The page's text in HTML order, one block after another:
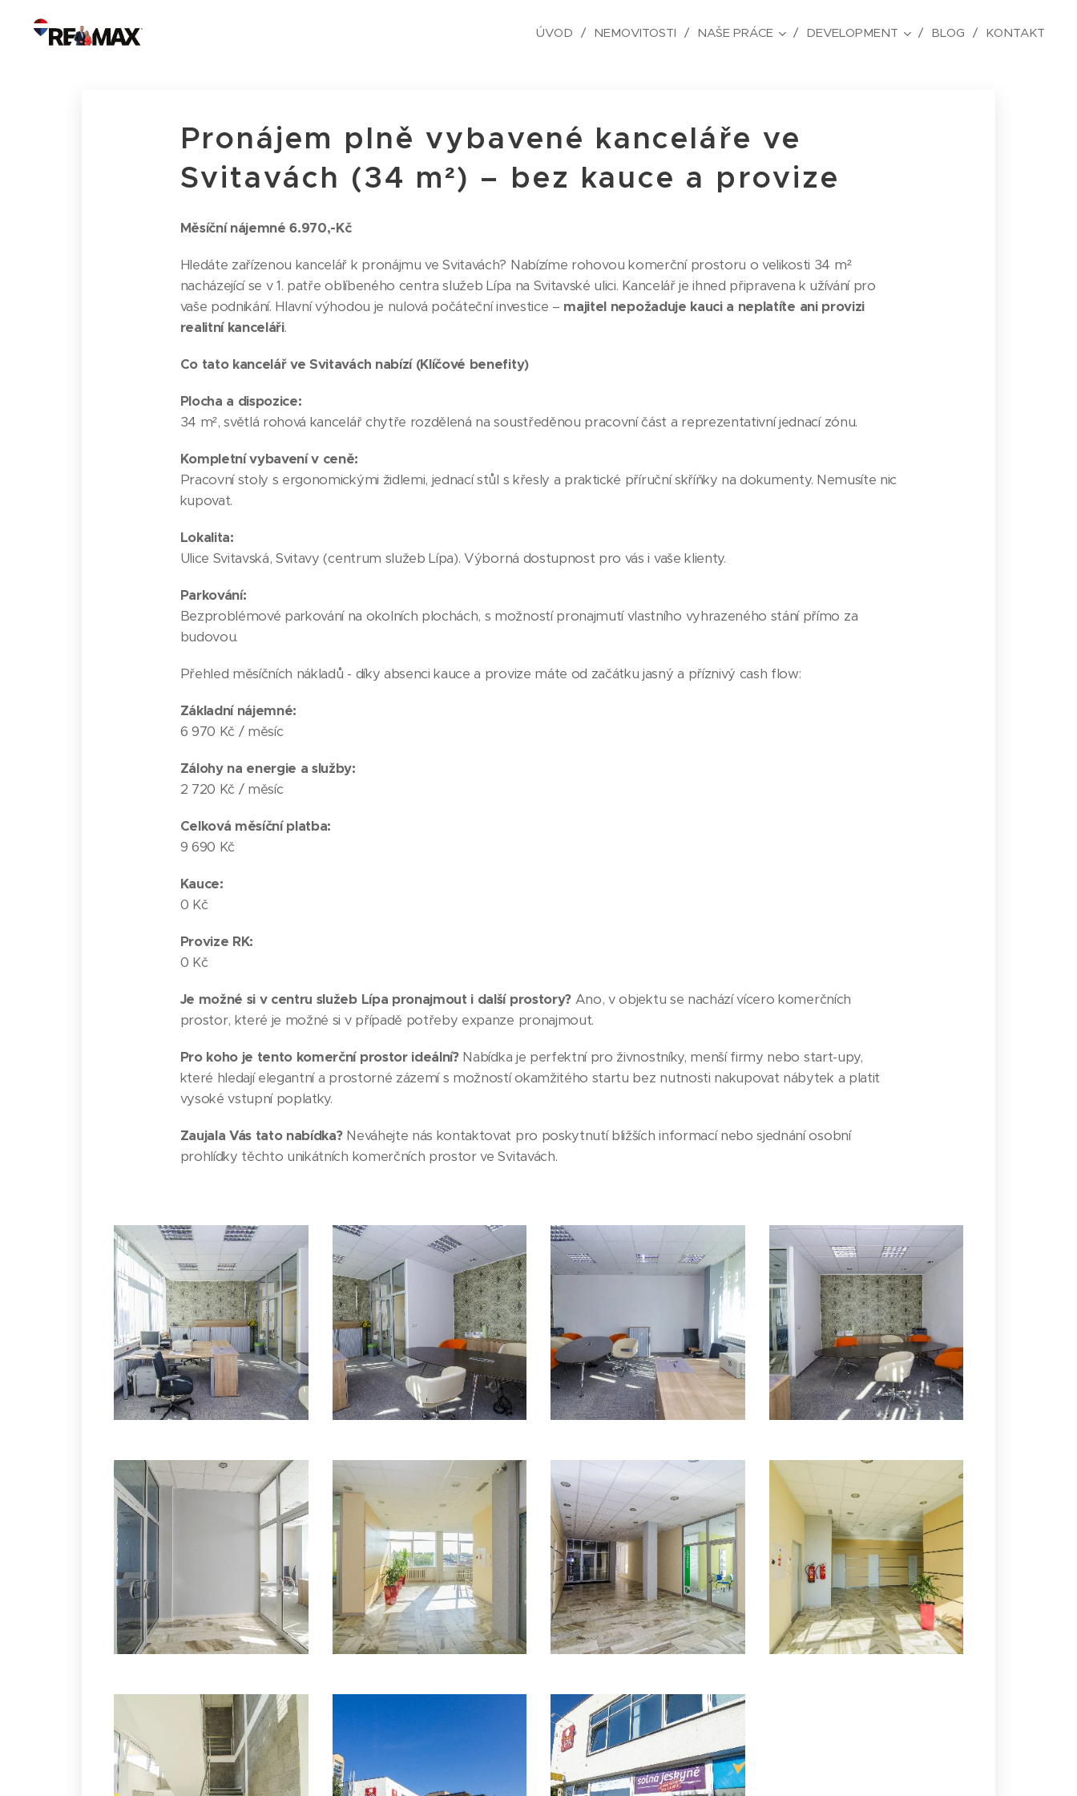
ÚVOD NEMOVITOSTI NAŠE PRÁCE DEVELOPMENT BLOG KONTAKT
Pronájem plně vybavené kanceláře ve
Svitavách (34 m²) – bez kauce a provize
Měsíční nájemné 6.970,-Kč
Hledáte zařízenou kancelář k pronájmu ve Svitavách? Nabízíme rohovou komerční prostoru o velikosti 34 m²
nacházející se v 1. patře oblíbeného centra služeb Lípa na Svitavské ulici. Kancelář je ihned připravena k užívání pro
vaše podnikání. Hlavní výhodou je nulová počáteční investice – majitel nepožaduje kauci a neplatíte ani provizi
realitní kanceláři.
Co tato kancelář ve Svitavách nabízí (Klíčové benefity)
Plocha a dispozice:
34 m², světlá rohová kancelář chytře rozdělená na soustředěnou pracovní část a reprezentativní jednací zónu.
Kompletní vybavení v ceně:
Pracovní stoly s ergonomickými židlemi, jednací stůl s křesly a praktické příruční skříňky na dokumenty. Nemusíte nic
kupovat.
Lokalita:
Ulice Svitavská, Svitavy (centrum služeb Lípa). Výborná dostupnost pro vás i vaše klienty.
Parkování:
Bezproblémové parkování na okolních plochách, s možností pronajmutí vlastního vyhrazeného stání přímo za
budovou.
Přehled měsíčních nákladů - díky absenci kauce a provize máte od začátku jasný a příznivý cash flow:
Základní nájemné:
6 970 Kč / měsíc
Zálohy na energie a služby:
2 720 Kč / měsíc
Celková měsíční platba:
9 690 Kč
Kauce:
0 Kč
Provize RK:
0 Kč
Je možné si v centru služeb Lípa pronajmout i další prostory?Ano, v objektu se nachází vícero komerčních
prostor, které je možné si v případě potřeby expanze pronajmout.
Pro koho je tento komerční prostor ideální?Nabídka je perfektní pro živnostníky, menší firmy nebo start-upy,
které hledají elegantní a prostorné zázemí s možností okamžitého startu bez nutnosti nakupovat nábytek a platit
vysoké vstupní poplatky.
Zaujala Vás tato nabídka?Neváhejte nás kontaktovat pro poskytnutí bližších informací nebo sjednání osobní
prohlídky těchto unikátních komerčních prostor ve Svitavách.